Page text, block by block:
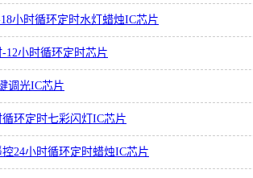
小时循环定时水灯蜡烛IC芯片
-12小时循环定时芯片
调光IC芯片
循环定时七彩闪灯IC芯片
24小时循环定时蜡烛IC芯片